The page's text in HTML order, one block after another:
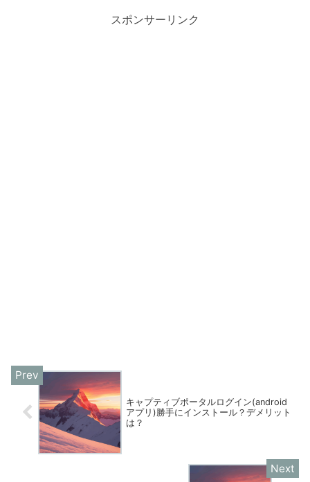
スポンサーリンク
キャプティブポータルログイン(android
アプリ)勝手にインストール？デメリット
は？